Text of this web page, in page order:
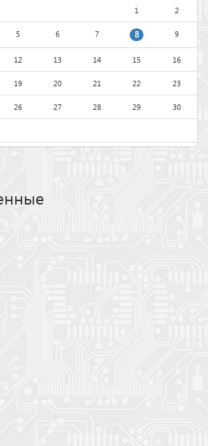
1 2
5 6 7 8 9
12 13 14 15 16
19 20 21 22 23
26 27 28 29 30